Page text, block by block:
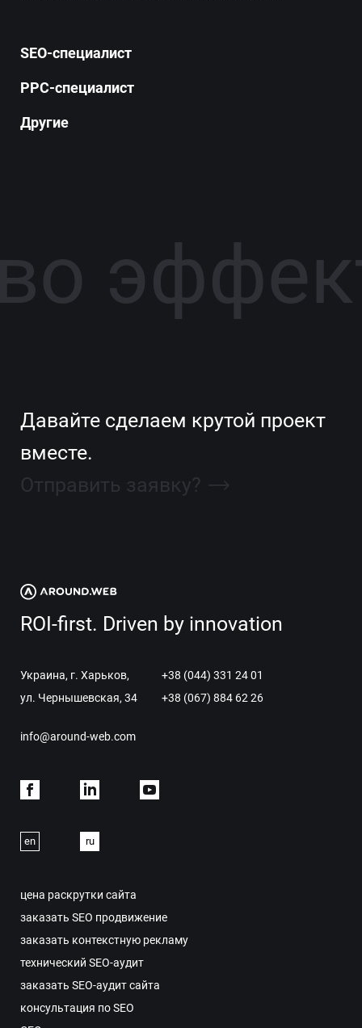
SEO-специалист
PPC-специалист
Другие
Давайте сделаем крутой проект
вместе.
Отправить заявку?
ROI-first. Driven by innovation
Украина, г. Харьков,
ул. Чернышевская, 34
+38 (044) 331 24 01
+38 (067) 884 62 26
info@around-web.com
Facebook
en ru
цена раскрутки сайта
заказать SEO продвижение
заказать контекстную рекламу
технический SEO-аудит
заказать SEO-аудит сайта
консультация по SEO